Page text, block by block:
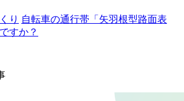
り 自転車の通行帯「矢羽根型路面表
すか？